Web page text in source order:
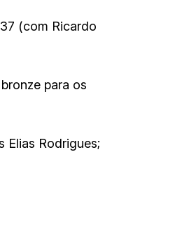
(com Ricardo
para os
Elias Rodrigues;